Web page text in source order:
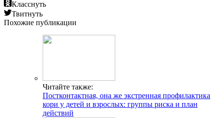
Класснуть
Твитнуть
Похожие публикации
Читайте также:
Постконтактная, она же экстренная профилактика
кори у детей и взрослых: группы риска и план
действий